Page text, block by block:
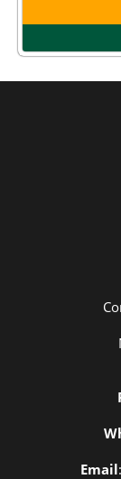
Email